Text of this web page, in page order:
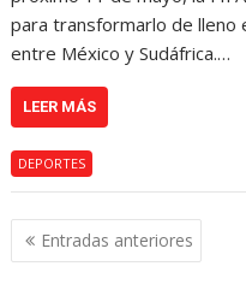
para transformarlo de lleno
entre México y Sudáfrica.…
LEER MÁS
DEPORTES
Navegación
de
Entradas anteriores